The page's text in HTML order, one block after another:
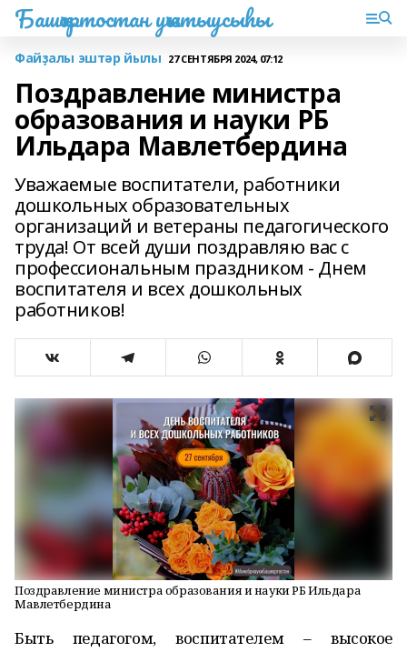
Башҡортостан уҡытыусыһы
Файҙалы эштәр йылы 27 СЕНТЯБРЯ 2024, 07:12
Поздравление министра
образования и науки РБ
Ильдара Мавлетбердина
Уважаемые воспитатели, работники
дошкольных образовательных
организаций и ветераны педагогического
труда! От всей души поздравляю вас с
профессиональным праздником - Днем
воспитателя и всех дошкольных
работников!
Поздравление министра образования и науки РБ Ильдара
Мавлетбердина
Быть педагогом, воспитателем – высокое